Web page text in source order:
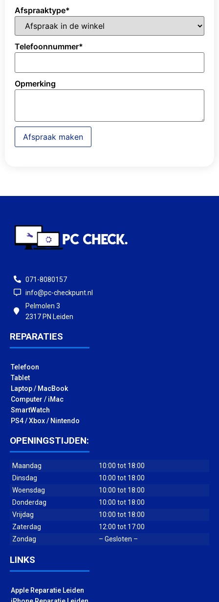
Afspraaktype*
Telefoonnummer*
Opmerking
Afspraak maken
071-8080157
info@pc-checkpunt.nl
Pelmolen 3
2317 PN Leiden
REPARATIES
Telefoon
Tablet
Laptop / MacBook
Computer / iMac
SmartWatch
PS4 / Xbox / Nintendo
OPENINGSTIJDEN:
Maandag
10:00 tot 18:00
Dinsdag
10:00 tot 18:00
Woensdag
10:00 tot 18:00
Donderdag
10:00 tot 18:00
Vrijdag
10:00 tot 18:00
Zaterdag
12:00 tot 17:00
Zondag
– Gesloten –
LINKS
Apple Reparatie Leiden